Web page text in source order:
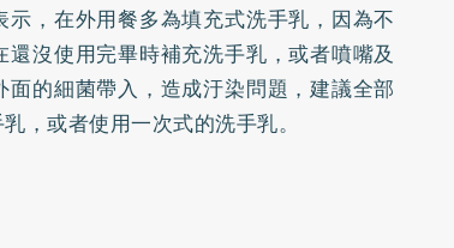
，在外用餐多為填充式洗手乳，因為不
沒使用完畢時補充洗手乳，或者噴嘴及
的細菌帶入，造成汙染問題，建議全部
，或者使用一次式的洗手乳。